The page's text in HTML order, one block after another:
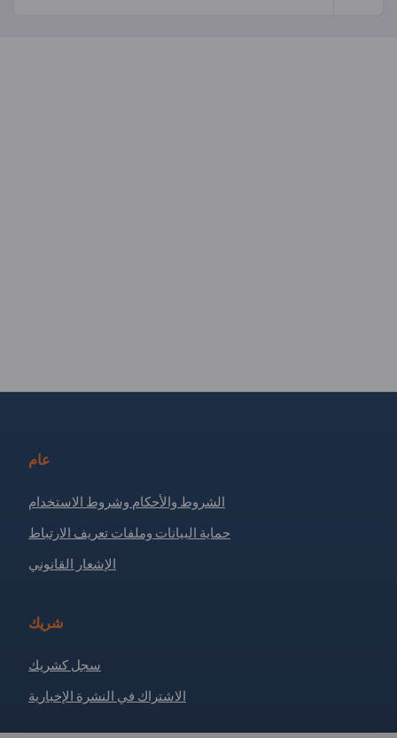
عام
الشروط والأحكام وشروط الاستخدام
حماية البيانات وملفات تعريف الارتباط
الإشعار القانوني
شريك
سجل كشريك
الاشتراك في النشرة الإخبارية